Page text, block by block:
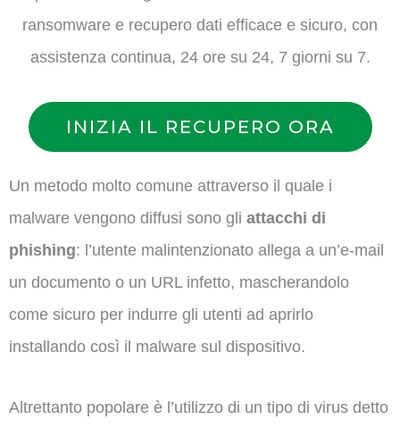
ransomware e recupero dati efficace e sicuro, con
assistenza continua, 24 ore su 24, 7 giorni su 7.
INIZIA IL RECUPERO ORA
Un metodo molto comune attraverso il quale i
malware vengono diffusi sono gli attacchi di
phishing: l’utente malintenzionato allega a un’e-mail
un documento o un URL infetto, mascherandolo
come sicuro per indurre gli utenti ad aprirlo
installando così il malware sul dispositivo.
Altrettanto popolare è l’utilizzo di un tipo di virus detto